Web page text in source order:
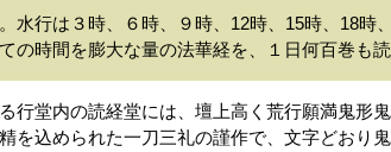
水行は３時、６時、９時、12時、15時、18
の時間を膨大な量の法華経を、１日何百巻も
行堂内の読経堂には、壇上高く荒行願満鬼形
を込められた一刀三礼の謹作で、文字どおり